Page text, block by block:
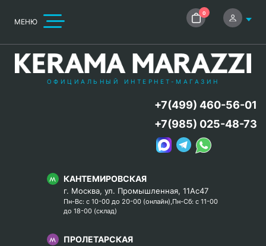
МЕНЮ
0
ОФИЦИАЛЬНЫЙ ИНТЕРНЕТ-МАГАЗИН
КАНТЕМИРОВСКАЯ
г. Москва, ул. Промышленная, 11Ас47
Пн-Вс: с 10-00 до 20-00 (онлайн),Пн-Сб: с 11-00
до 18-00 (склад)
ПРОЛЕТАРСКАЯ
+7(499) 460-56-01
+7(985) 025-48-73